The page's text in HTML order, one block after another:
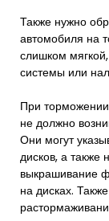
Также нужно
автомобиля на
слишком
системы или
При
не должно
Они могут
дисков, а также
выкрашивание
на дисках.